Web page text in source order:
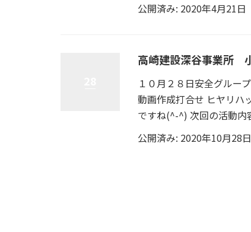
公開済み: 2020年4月21日
高崎建設深谷事業所
１０月２８日安全グルー
動画作成打合せ ヒヤリハ
ですね(^-^) 次回の活動
公開済み: 2020年10月28日